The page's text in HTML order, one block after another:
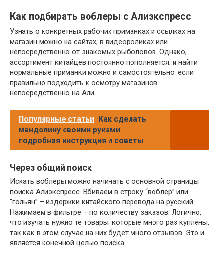
Как подбирать воблеры с Алиэкспресс
Узнать о конкретных рабочих приманках и ссылках на
магазин можно на сайтах, в видеороликах или
непосредственно от знакомых рыболовов. Однако,
ассортимент китайцев постоянно пополняется, и найти
нормальные приманки можно и самостоятельно, если
правильно подходить к осмотру магазинов
непосредственно на Али.
Популярные статьи Как сделать
мандолину своими руками
подробная инструкция и советы
Через общий поиск
Искать воблеры можно начинать с основной страницы
поиска Алиэкспресс. Вбиваем в строку “воблер” или
”гольян” – издержки китайского перевода на русский.
Нажимаем в фильтре – по количеству заказов. Логично,
что изучать нужно те товары, которые много раз куплены,
так как в этом случае на них будет много отзывов. Это и
является конечной целью поиска.